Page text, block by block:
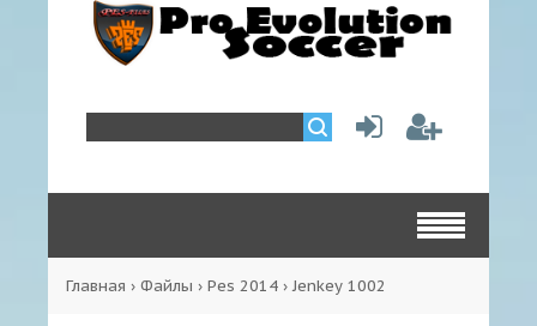
Главная › Файлы › Pes 2014 ›Jenkey 1002